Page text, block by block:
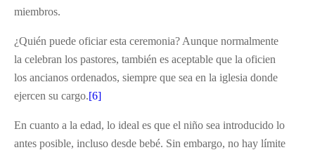
miembros.
¿Quién puede oficiar esta ceremonia? Aunque normalmente
la celebran los pastores, también es aceptable que la oficien
los ancianos ordenados, siempre que sea en la iglesia donde
ejercen su cargo.[6]
En cuanto a la edad, lo ideal es que el niño sea introducido lo
antes posible, incluso desde bebé. Sin embargo, no hay límite